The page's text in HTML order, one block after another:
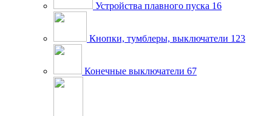
Устройства плавного пуска 16
Кнопки, тумблеры, выключатели 123
Конечные выключатели 67